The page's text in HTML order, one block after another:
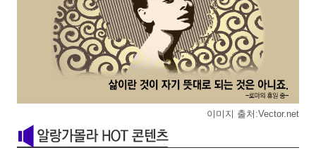
이미지 출처:Vector.net